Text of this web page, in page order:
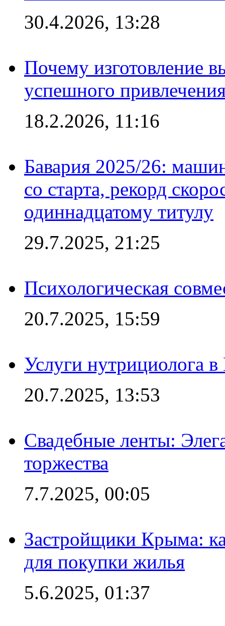
30.4.2026, 13:28
Почему изготовление
успешного
18.2.2026, 11:16
Бавария 2025/26:
со старта, рекорд
одиннадцатому титулу
29.7.2025, 21:25
Психологическая
20.7.2025, 15:59
Услуги нутрициолога
20.7.2025, 13:53
Свадебные ленты:
торжества
7.7.2025, 00:05
Застройщики Крыма:
для покупки жилья
5.6.2025, 01:37